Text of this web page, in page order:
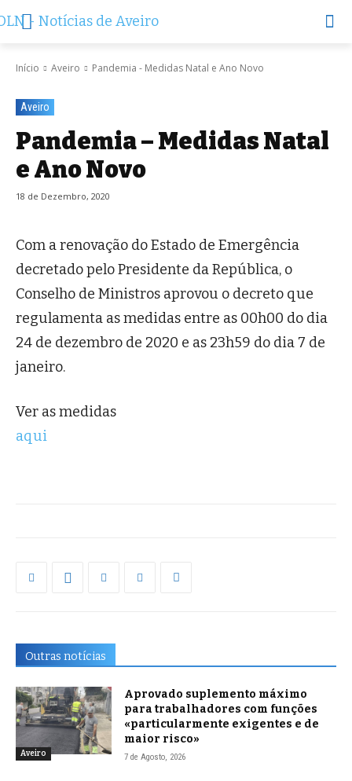
Início Aveiro Pandemia - Medidas Natal e Ano Novo
Aveiro
Pandemia – Medidas Natal
e Ano Novo
18 de Dezembro, 2020
Com a renovação do Estado de Emergência
decretado pelo Presidente da República, o
Conselho de Ministros aprovou o decreto que
regulamenta as medidas entre as 00h00 do dia
24 de dezembro de 2020 e as 23h59 do dia 7 de
janeiro.
Ver as medidas
aqui
Outras notícias
Aveiro
Aprovado suplemento máximo
para trabalhadores com funções
«particularmente exigentes e de
maior risco»
7 de Agosto, 2026